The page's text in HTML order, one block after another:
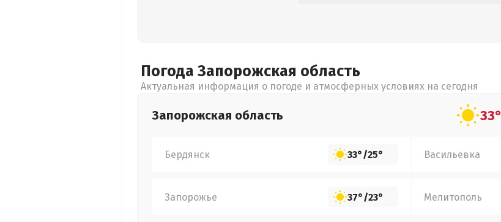
Погода Запорожская область
Актуальная информация о погоде и атмосферных условиях на сегодня
Запорожская область 33°
Бердянск 33°/25° Васильевка
Запорожье 37°/23° Мелитополь